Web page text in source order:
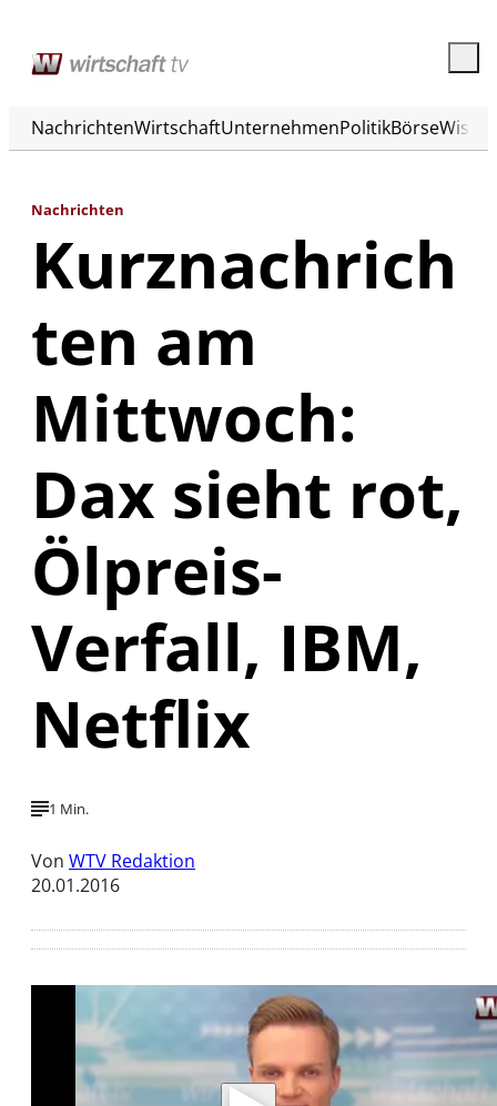
NachrichtenWirtschaftUnternehmenPolitikBörse
Nachrichten
Kurznachrich
ten am
Mittwoch:
Dax sieht rot,
Ölpreis-
Verfall, IBM,
Netflix
1 Min.
Von WTV Redaktion
20.01.2016
Mit der Wiedergabe dieses Videos werden
Daten an Youtube übertragen.